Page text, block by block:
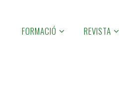
FORMACIÓ REVISTA